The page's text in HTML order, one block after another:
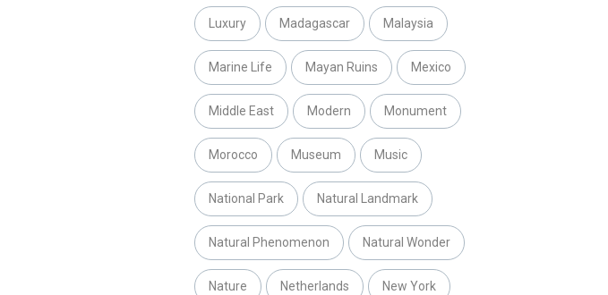
Luxury Madagascar Malaysia
Marine Life Mayan Ruins Mexico
Middle East Modern Monument
Morocco Museum Music
National Park Natural Landmark
Natural Phenomenon Natural Wonder
Nature Netherlands New York